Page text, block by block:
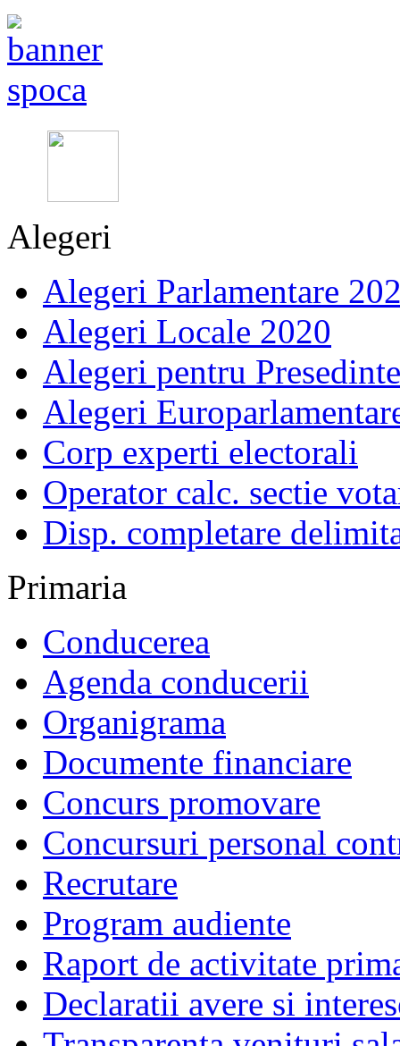
Alegeri
Alegeri Parlamentare
Alegeri Locale 2020
Alegeri pentru
Alegeri
Corp experti electorali
Operator calc. sectie
Disp. completare
Primaria
Conducerea
Agenda conducerii
Organigrama
Documente financiare
Concurs promovare
Concursuri personal
Recrutare
Program audiente
Raport de activitate
Declaratii avere si